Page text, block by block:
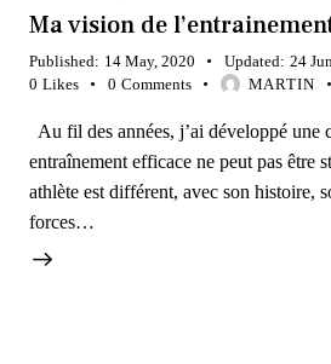
Ma vision de
Published: 14 May, 2020 Updated: 24
0 Likes 0 Comments MARTIN
Au fil des années, j’ai développé
entraînement efficace ne peut pas être
athlète est différent, avec son histoire,
forces…